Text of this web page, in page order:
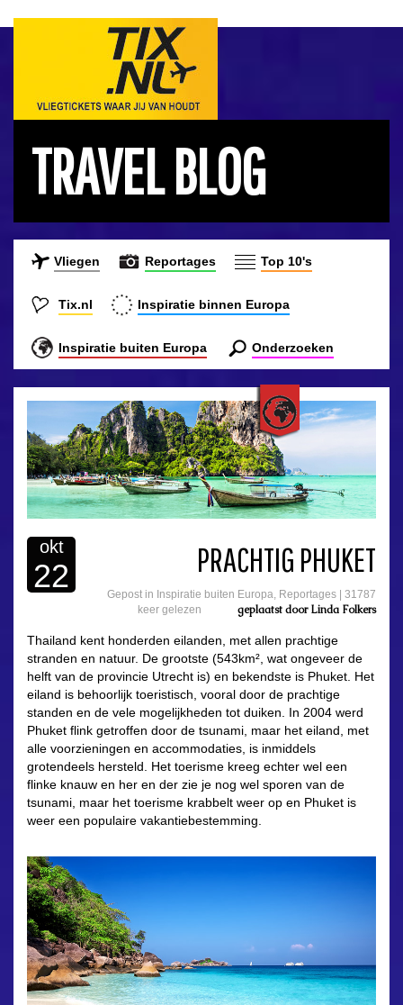
TRAVEL BLOG
Vliegen Reportages Top 10's
Tix.nl Inspiratie binnen Europa
Inspiratie buiten Europa Onderzoeken
okt
22 PRACHTIG PHUKET
Gepost in Inspiratie buiten Europa, Reportages
31787
keer gelezen
geplaatst doorLinda Folkers
Thailand kent honderden eilanden, met allen prachtige
stranden en natuur. De grootste (543km², wat ongeveer de
helft van de provincie Utrecht is) en bekendste is Phuket. Het
eiland is behoorlijk toeristisch, vooral door de prachtige
standen en de vele mogelijkheden tot duiken. In 2004 werd
Phuket flink getroffen door de tsunami, maar het eiland, met
alle voorzieningen en accommodaties, is inmiddels
grotendeels hersteld. Het toerisme kreeg echter wel een
flinke knauw en her en der zie je nog wel sporen van de
tsunami, maar het toerisme krabbelt weer op en Phuket is
weer een populaire vakantiebestemming.